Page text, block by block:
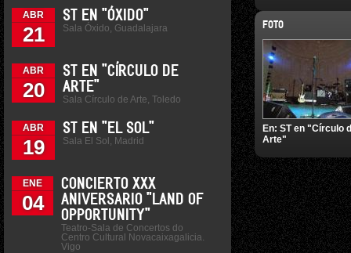
ABR
21
ST EN "ÓXIDO"
Sala Óxido, Guadalajara
ABR
20
ST EN "CÍRCULO DE
ARTE"
Sala Círculo de Arte, Toledo
ABR
19
ST EN "EL SOL"
Sala El Sol, Madrid
ENE
04
CONCIERTO XXX
ANIVERSARIO "LAND OF
OPPORTUNITY"
Teatro-Sala de Concertos do
Centro Cultural Novacaixagalicia.
Vigo
FOTO
En: ST en "Círculo
Arte"